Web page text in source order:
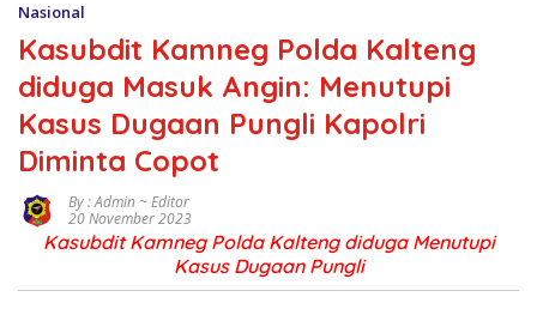
Nasional
Kasubdit Kamneg Polda Kalteng
diduga Masuk Angin: Menutupi
Kasus Dugaan Pungli Kapolri
Diminta Copot
By : Admin ~ Editor
20 November 2023
Kasubdit Kamneg Polda Kalteng diduga Menutupi
Kasus Dugaan Pungli